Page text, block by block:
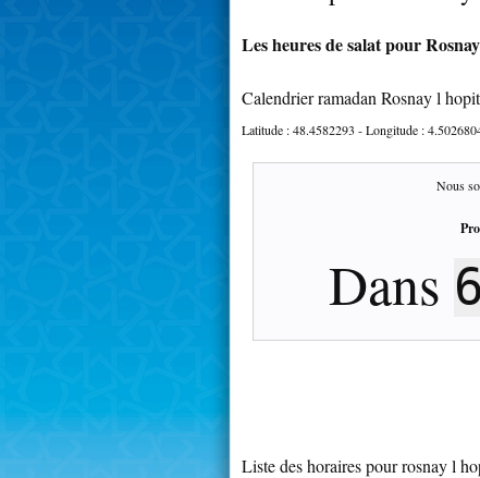
Les heures de salat pour
Calendrier ramadan Rosnay l
Latitude :48.4582293 - Longitude :
Nous
Dans 6
Liste des horaires pour rosnay l